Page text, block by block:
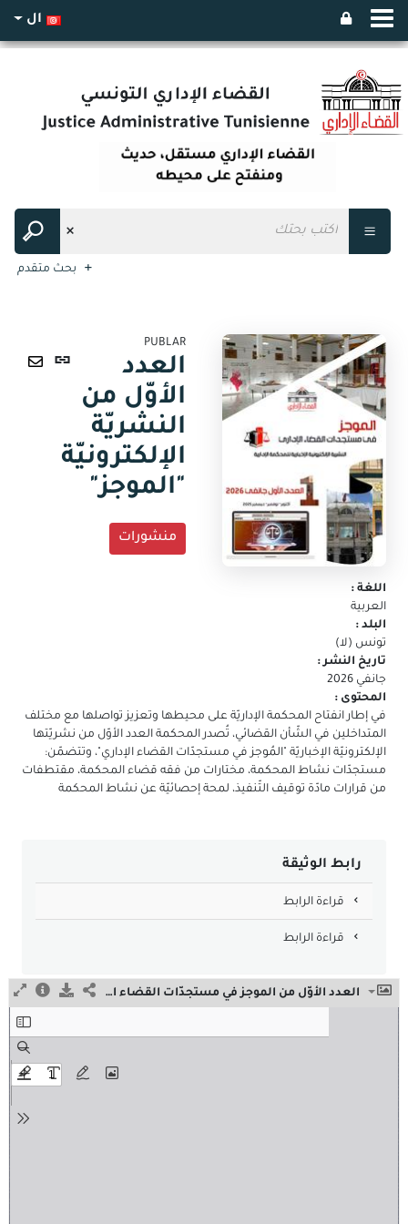
ال
بحث متقدم
ارسال
البريد
الالكتروني
PUBLAR
العدد
الأوّل من
النشريّة
الإلكترونيّة
"الموجز"
منشورات
اللغة :
العربية
البلد :
تونس (لا)
تاريخ النشر :
جانفي 2026
المحتوى :
في إطار انفتاح المحكمة الإداريّة على محيطها وتعزيز تواصلها مع مختلف
المتداخلين في الشّأن القضائي، تُصدر المحكمة العدد الأوّل من نشريّتها
الإلكترونيّة الإخباريّة "المُوجز في مستجدّات القضاء الإداري"، وتتضمّن:
مستجدّات نشاط المحكمة، مختارات من فقه قضاء المحكمة، مقتطفات
من قرارات مادّة توقيف التّنفيذ، لمحة إحصائيّة عن نشاط المحكمة
رابط الوثيقة
قراءة الرابط
قراءة الرابط
العدد الأوّل من الموجز في مستجدّات القضاء الإداري